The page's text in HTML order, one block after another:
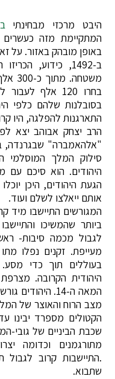
היבט מרכזי מבחינתי
המתקיימת מזה כעשרים
באופן מובהק באזור. על
ב-1492, כידוע,
בחרו 120 אלף
בסובלנות שלהם כלפי
התארגנות להפלגה, היו
הרב יצחק אבוהב יצא
סילוק המלך המוסלמי
היהודים. הוא סיכם עם
הגעת היהודים, היכן
אותם ייאלצו לשלם ועוד.
המגורשים התיישבו מיד
ביותר שהמשיכו
לגבול מכמה סיבות-
מעייפת. זקנים נפלו
בעוללים תוך כדי מסע.
היהודית הקרובה.
המאה ה-14.
מצב הרוח והאוצר של
הקטולים מספרד יבינו
שכבת הביניים של גובי-
מתורגמנים וכדומה
.התיישבות קרוב
שתבוא.